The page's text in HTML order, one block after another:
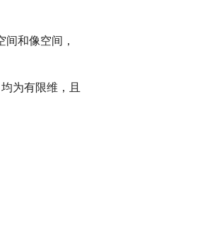
间和像空间，
均为有限维，且